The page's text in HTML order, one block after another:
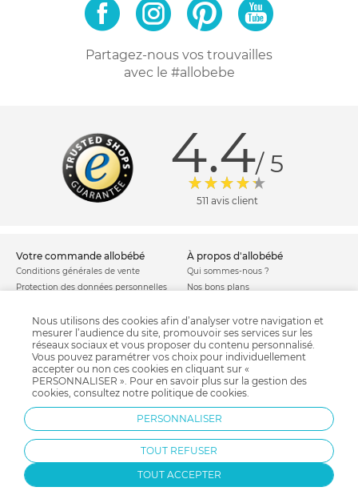
Partagez-nous vos trouvailles
avec le #allobebe
4.4/ 5
511 avis client
votre commande allobébé
Conditions générales de vente
Protection des données personnelles
Politique de cookies
Modes de livraison
Moyens de paiement
Garantie stock & produit
Satisfait ou remboursé
à propos d'allobébé
Qui sommes-nous ?
Nos bons plans
Mentions légales
Comment se protéger du phishing ?
Soldes allobébé
allobébé vous recommande
Sites et partenaires
Nos licences
Besoin d'aide ?
les plus d'allobébé
Liste de naissance
Jeux concours
Nous utilisons des cookies afin d’analyser votre navigation et
mesurer l’audience du site, promouvoir ses services sur les
réseaux sociaux et vous proposer du contenu personnalisé.
Vous pouvez paramétrer vos choix pour individuellement
accepter ou non ces cookies en cliquant sur «
PERSONNALISER ». Pour en savoir plus sur la gestion des
cookies, consultez notre politique de cookies.
PERSONNALISER
TOUT REFUSER
TOUT ACCEPTER